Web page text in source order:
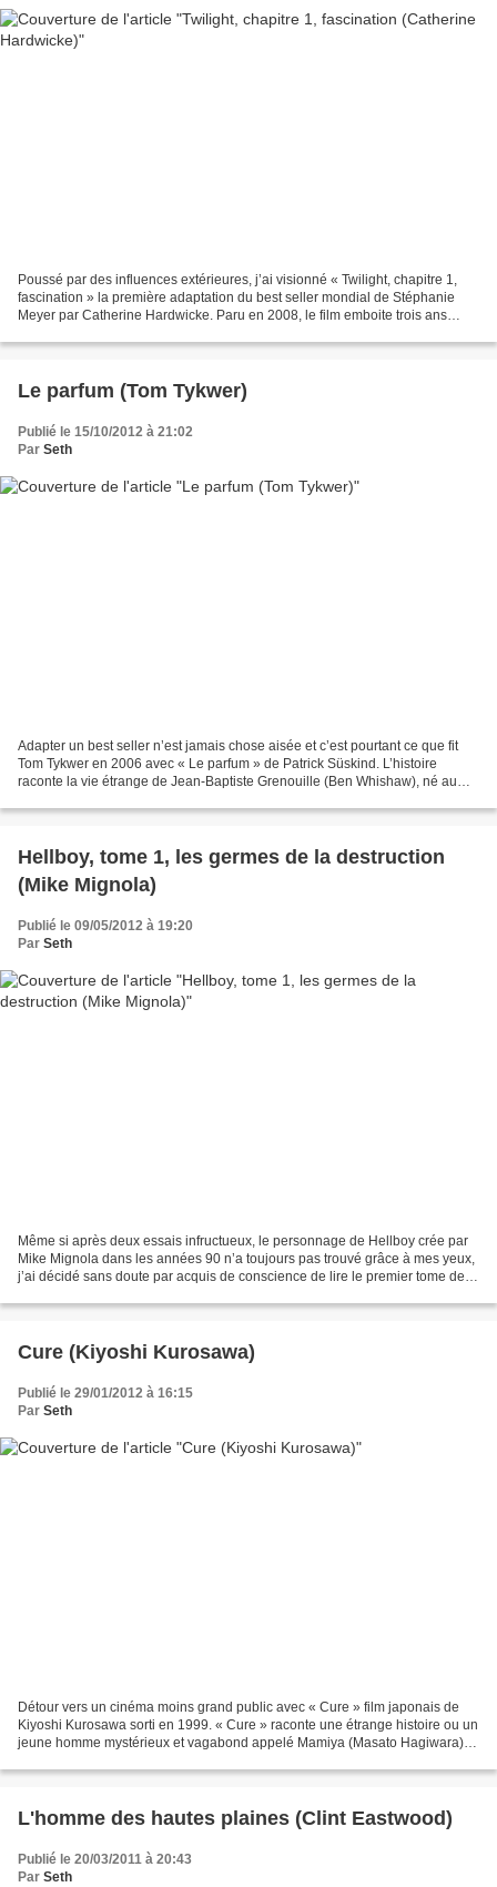
Poussé par des influences extérieures, j’ai visionné « Twilight, chapitre 1,
fascination » la première adaptation du best seller mondial de Stéphanie
Meyer par Catherine Hardwicke. Paru en 2008, le film emboite trois ans
Le parfum (Tom Tykwer)
Publié le 15/10/2012 à 21:02
Par Seth
Adapter un best seller n’est jamais chose aisée et c’est pourtant ce que fit
Tom Tykwer en 2006 avec « Le parfum » de Patrick Süskind. L’histoire
raconte la vie étrange de Jean-Baptiste Grenouille (Ben Whishaw), né au
Hellboy, tome 1, les germes de la destruction
(Mike Mignola)
Publié le 09/05/2012 à 19:20
Par Seth
Même si après deux essais infructueux, le personnage de Hellboy crée par
Mike Mignola dans les années 90 n’a toujours pas trouvé grâce à mes yeux,
j’ai décidé sans doute par acquis de conscience de lire le premier tome des
Cure (Kiyoshi Kurosawa)
Publié le 29/01/2012 à 16:15
Par Seth
Détour vers un cinéma moins grand public avec « Cure » film japonais de
Kiyoshi Kurosawa sorti en 1999. « Cure » raconte une étrange histoire ou un
jeune homme mystérieux et vagabond appelé Mamiya (Masato Hagiwara)
L'homme des hautes plaines (Clint Eastwood)
Publié le 20/03/2011 à 20:43
Par Seth